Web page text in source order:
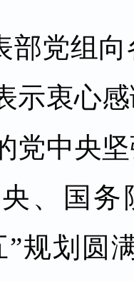
部党组
示衷心
党中央
、国
”规划圆